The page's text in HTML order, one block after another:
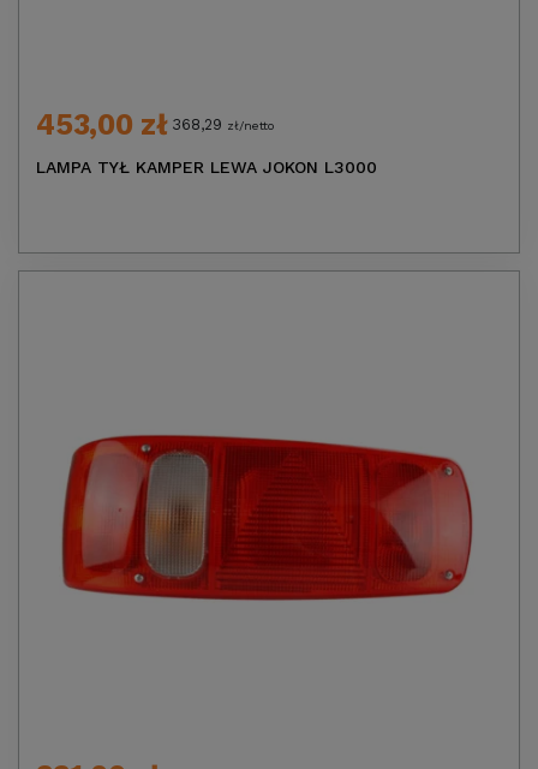
453,00 zł 368,29 zł/netto
LAMPA TYŁ KAMPER LEWA JOKON L3000